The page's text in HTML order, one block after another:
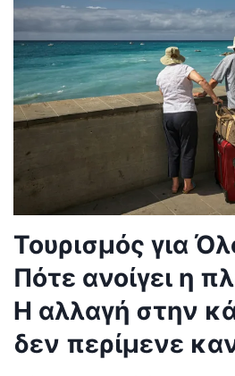
Τουρισμός για
Πότε ανοίγει η
Η αλλαγή στην
δεν περίμενε